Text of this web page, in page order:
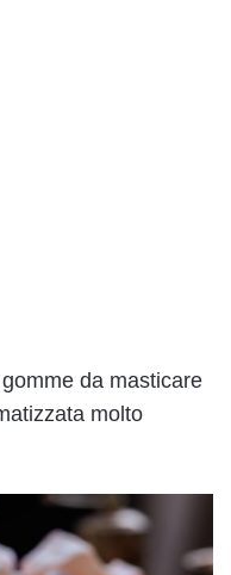
da masticare
molto